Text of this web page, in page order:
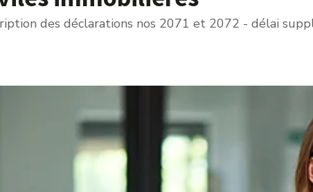
des déclarations nos 2071 et 2072 - délai